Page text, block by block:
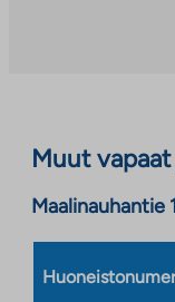
Muut
Maalinauhantie